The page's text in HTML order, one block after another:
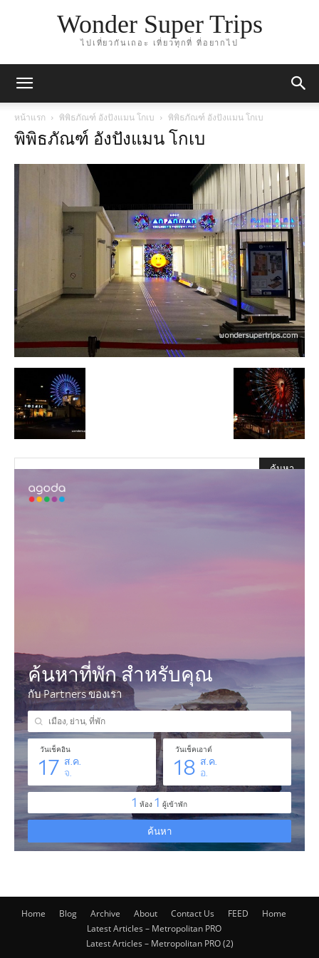
Wonder Super Trips
ไปเที่ยวกันเถอะ เที่ยวทุกที่ ที่อยากไป
หน้าแรก พิพิธภัณฑ์ อังปังแมน โกเบ พิพิธภัณฑ์ อังปังแมน โกเบ
พิพิธภัณฑ์ อังปังแมน โกเบ
Home Blog Archive About Contact Us FEED
Home
Latest Articles – Metropolitan PRO
Latest Articles – Metropolitan PRO (2)